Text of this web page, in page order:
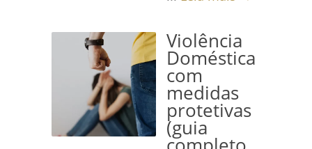
Violência
Doméstica
com
medidas
protetivas
(guia